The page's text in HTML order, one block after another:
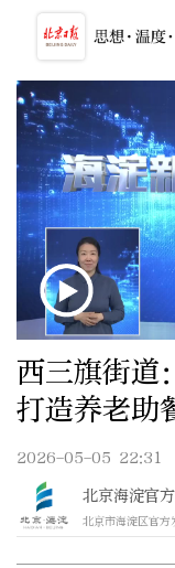
西三旗街道
打造养老助
2026-05-05 22:31
北京海淀官
北京市海淀区官方